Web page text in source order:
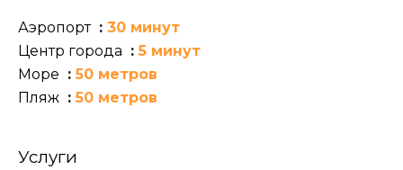
Аэропорт
30 минут
Центр города
5 минут
Море
50 метров
Пляж
50 метров
Услуги